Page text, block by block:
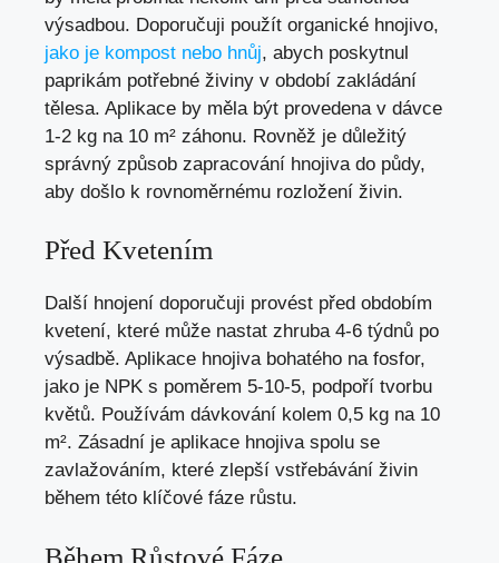
výsadbou. Doporučuji použít organické hnojivo,
jako je kompost nebo hnůj, abych poskytnul
paprikám potřebné živiny v období zakládání
tělesa. Aplikace by měla být provedena v dávce
1-2 kg na 10 m² záhonu. Rovněž je důležitý
správný způsob zapracování hnojiva do půdy,
aby došlo k rovnoměrnému rozložení živin.
Před Kvetením
Další hnojení doporučuji provést před obdobím
kvetení, které může nastat zhruba 4-6 týdnů po
výsadbě. Aplikace hnojiva bohatého na fosfor,
jako je NPK s poměrem 5-10-5, podpoří tvorbu
květů. Používám dávkování kolem 0,5 kg na 10
m². Zásadní je aplikace hnojiva spolu se
zavlažováním, které zlepší vstřebávání živin
během této klíčové fáze růstu.
Během Růstové Fáze